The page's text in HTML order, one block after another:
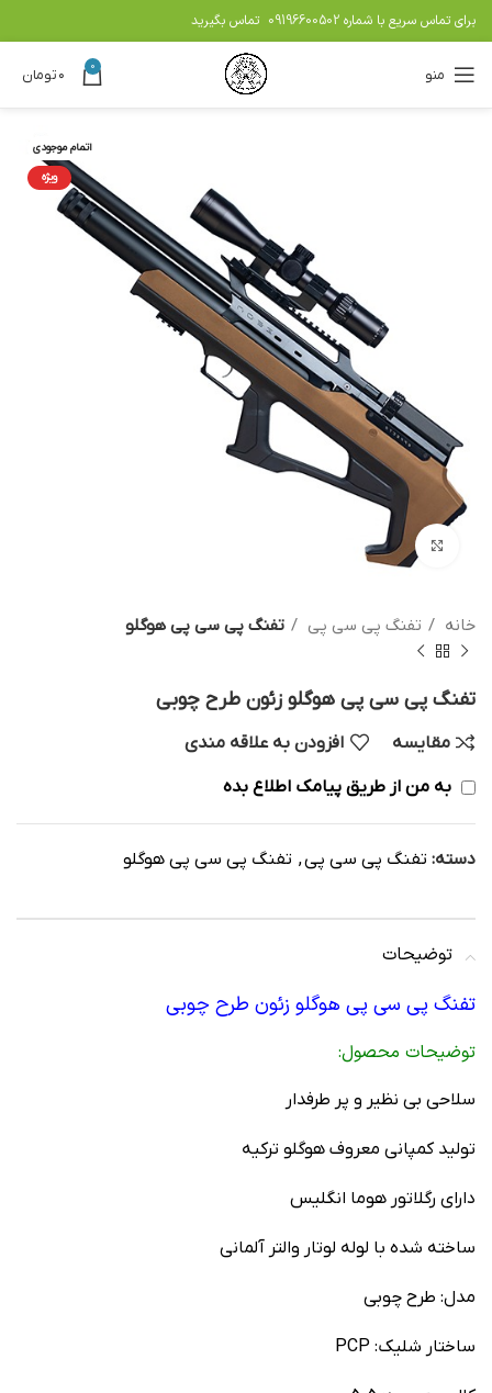
برای تماس سریع با شماره 09196600502 تماس بگیرید
منو 0 ۰تومان
اتمام موجودی
ویژه
بزرگنمایی تصویر
خانه تفنگ پی سی پی تفنگ پی سی پی هوگلو
تفنگ پی سی پی هوگلو زئون طرح چوبی
مقایسه افزودن به علاقه مندی
به من از طریق پیامک اطلاع بده
دسته: تفنگ پی سی پی, تفنگ پی سی پی هوگلو
توضیحات
تفنگ پی سی پی هوگلو زئون طرح چوبی
توضیحات محصول:
سلاحی بی نظیر و پر طرفدار
تولید کمپانی معروف هوگلو ترکیه
دارای رگلاتور هوما انگلیس
ساخته شده با لوله لوتار والتر آلمانی
مدل: طرح چوبی
ساختار شلیک: PCP